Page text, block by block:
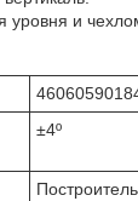
уровня и
±4º